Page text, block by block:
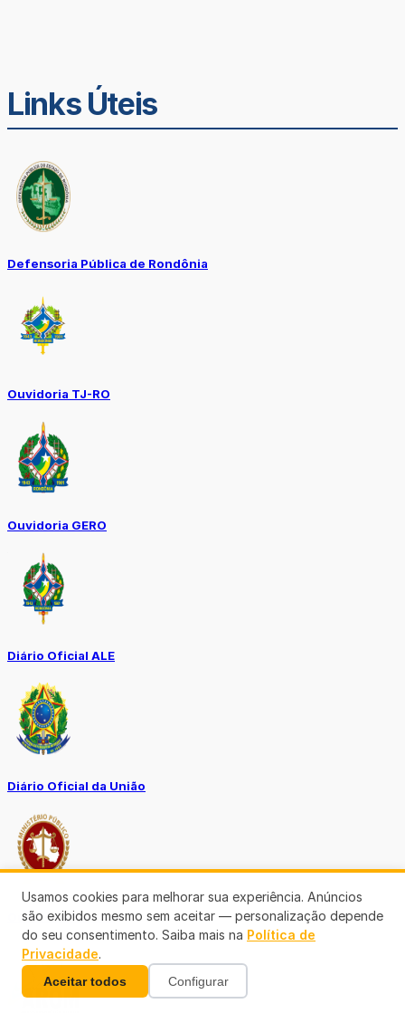
Links Úteis
Defensoria Pública de Rondônia
Ouvidoria TJ-RO
Ouvidoria GERO
Diário Oficial ALE
Diário Oficial da União
Ouvidoria MP-RO
Usamos cookies para melhorar sua experiência. Anúncios
são exibidos mesmo sem aceitar — personalização depende
do seu consentimento. Saiba mais na Política de
Privacidade.
Aceitar todos Configurar